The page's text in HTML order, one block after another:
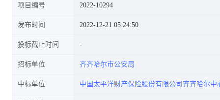
项目编号 2022-10294
发布时间 2022-12-21 05:24:50
投标截止时间
招标单位 齐齐哈尔市公安局
中标单位 中国太平洋财产保险股份有限公司齐齐哈尔中